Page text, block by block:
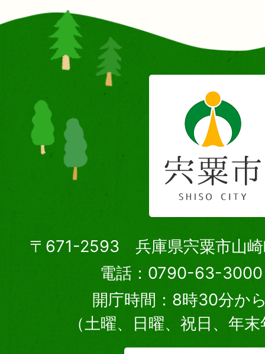
〒671-2593 兵庫県宍粟市山崎
電話：0790-63-3000
開庁時間：8時30分か
（土曜、日曜、祝日、年